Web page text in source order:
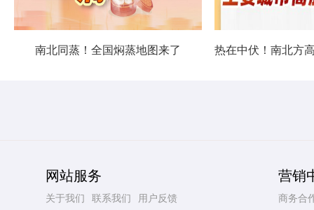
南北同蒸！全国焖蒸地图来了
网站服务
关于我们 联系我们
用户反馈
营销
商务合